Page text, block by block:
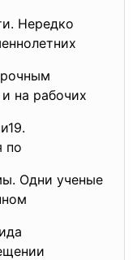
Нередко
на рабочих
по
Одни ученые